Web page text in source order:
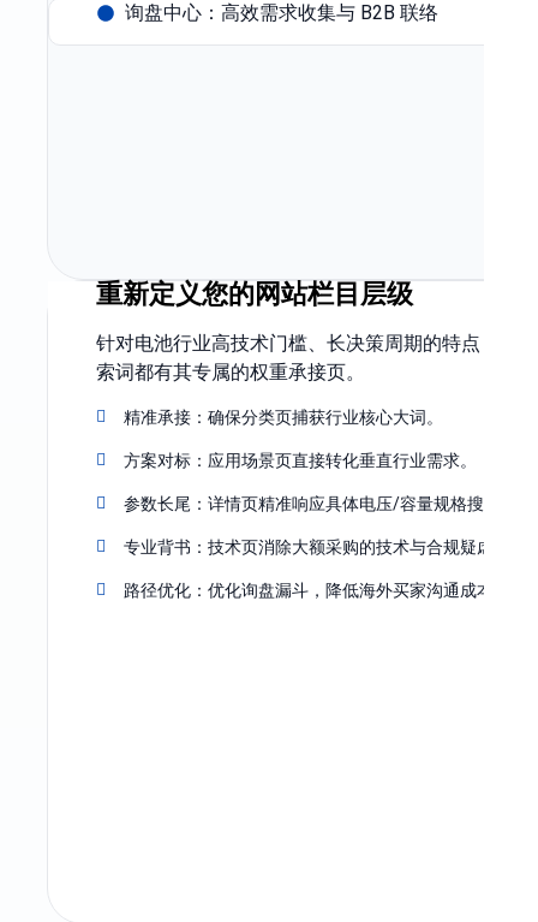
询盘中心：高效需求收集与 B2B 联络
重新定义您的网站栏目层级
针对电池行业高技术门槛、长决策周期的特点，我
索词都有其专属的权重承接页。
精准承接：确保分类页捕获行业核心大词。
方案对标：应用场景页直接转化垂直行业需求。
参数长尾：详情页精准响应具体电压/容量规格搜索。
专业背书：技术页消除大额采购的技术与合规疑虑。
路径优化：优化询盘漏斗，降低海外买家沟通成本。